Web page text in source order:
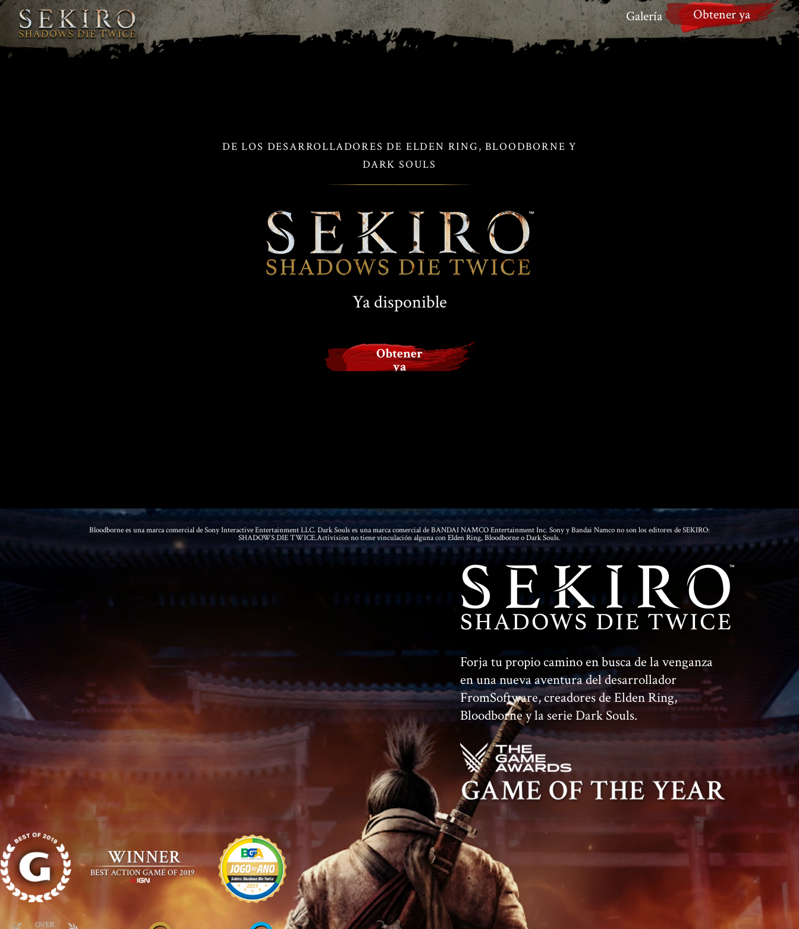
Galería Obtener ya
DE LOS DESARROLLADORES DE ELDEN RING, BLOODBORNE Y
DARK SOULS
Ya disponible
Obtener
ya
Bloodborne es una marca comercial de Sony Interactive Entertainment LLC. Dark Souls es una marca comercial de BANDAI NAMCO Entertainment Inc. Sony y Bandai Namco no son los editores de SEKIRO:
SHADOWS DIE TWICE.Activision no tiene vinculación alguna con Elden Ring, Bloodborne o Dark Souls.
Forja tu propio camino en busca de la venganza
en una nueva aventura del desarrollador
FromSoftware, creadores de Elden Ring,
Bloodborne y la serie Dark Souls.